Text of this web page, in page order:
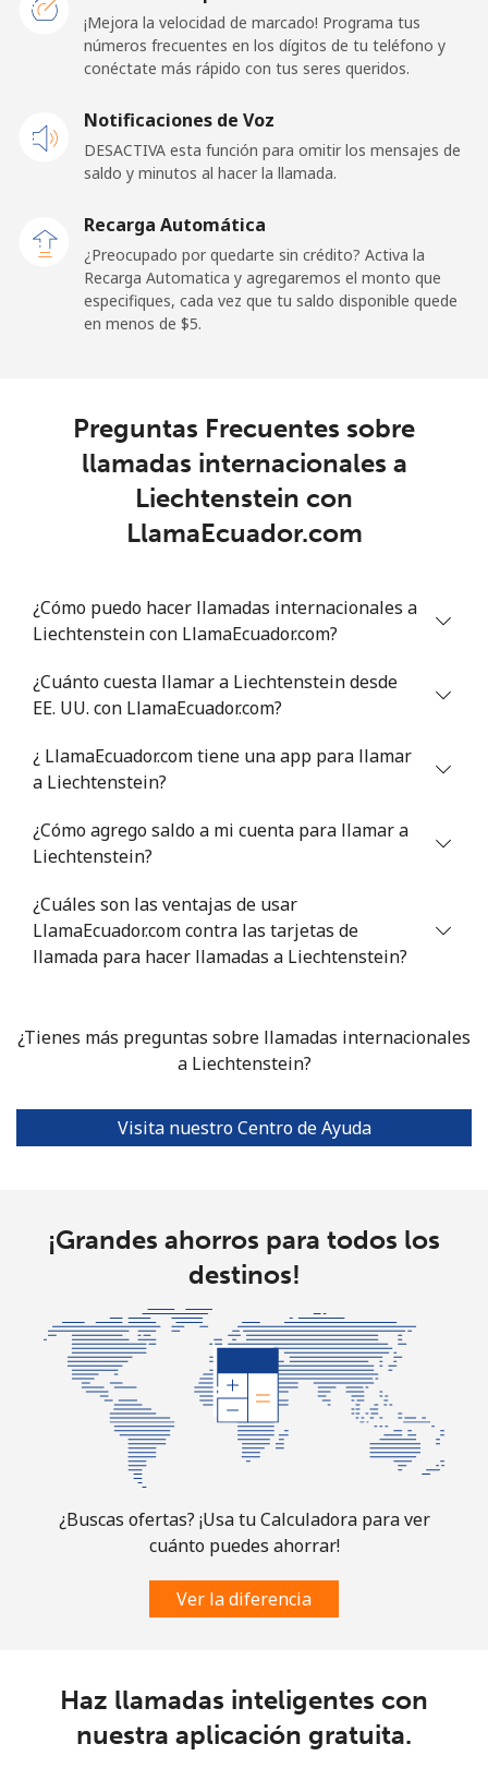
Línea fija ⁦69.9¢⁩ 14 min por ⁦$10⁩
⁦48.5¢⁩ 20 min por ⁦$10⁩
Celular ⁦39.9¢⁩ 25 min por ⁦$10⁩
Liechtenstein
Celular ⁦13.9¢⁩ 71 min por ⁦$10⁩
Lithuania
⁦4.9¢⁩ 204 min por ⁦$10⁩
Luxembourg
Línea fija ⁦29.5¢⁩ 33 min por ⁦$10⁩
Celular ⁦26.5¢⁩ 37 min por ⁦$10⁩
¡Mejora la velocidad de marcado! Programa tus
números frecuentes en los dígitos de tu teléfono y
conéctate más rápido con tus seres queridos.
Notificaciones de Voz
DESACTIVA esta función para omitir los mensajes de
saldo y minutos al hacer la llamada.
Recarga Automática
¿Preocupado por quedarte sin crédito? Activa la
Recarga Automatica y agregaremos el monto que
especifiques, cada vez que tu saldo disponible quede
en menos de ⁦$5⁩.
Preguntas Frecuentes sobre
llamadas internacionales a
Liechtenstein con
LlamaEcuador.com
¿Cómo puedo hacer llamadas internacionales a
Liechtenstein con LlamaEcuador.com?
¿Cuánto cuesta llamar a Liechtenstein desde
EE. UU. con LlamaEcuador.com?
¿ LlamaEcuador.com tiene una app para llamar
a Liechtenstein?
¿Cómo agrego saldo a mi cuenta para llamar a
Liechtenstein?
¿Cuáles son las ventajas de usar
LlamaEcuador.com contra las tarjetas de
llamada para hacer llamadas a Liechtenstein?
¿Tienes más preguntas sobre llamadas internacionales
a Liechtenstein?
Visita nuestro Centro de Ayuda
¡Grandes ahorros para todos los
destinos!
¿Buscas ofertas? ¡Usa tu Calculadora para ver
cuánto puedes ahorrar!
Ver la diferencia
Haz llamadas inteligentes con
nuestra aplicación gratuita.